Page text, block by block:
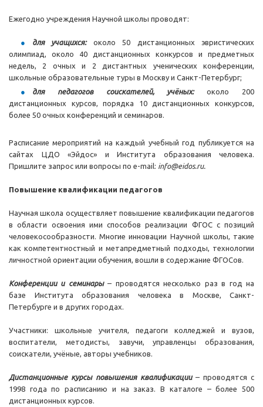
Ежегодно учреждения Научной школы проводят:
для учащихся:около 50 дистанционных эвристических
олимпиад, около 40 дистанционных конкурсов и предметных
недель, 2 очных и 2 дистантных ученических конференции,
школьные образовательные туры в Москву и Санкт-Петербург;
для педагогов соискателей, учёных:около 200
дистанционных курсов, порядка 10 дистанционных конкурсов,
более 50 очных конференций и семинаров.
Расписание мероприятий на каждый учебный год публикуется на
сайтах ЦДО «Эйдос» и Института образования человека.
Пришлите запрос или вопросы по e-mail: info@eidos.ru.
Повышение квалификации педагогов
Научная школа осуществляет повышение квалификации педагогов
в области освоения ими способов реализации ФГОС с позиций
человекосообразности. Многие инновации Научной школы, такие
как компетентностный и метапредметный подходы, технологии
личностной ориентации обучения, вошли в содержание ФГОСов.
Конференции и семинары– проводятся несколько раз в год на
базе Института образования человека в Москве, Санкт-
Петербурге и в других городах.
Участники: школьные учителя, педагоги колледжей и вузов,
воспитатели, методисты, завучи, управленцы образования,
соискатели, учёные, авторы учебников.
Дистанционные курсы повышения квалификации– проводятся с
1998 года по расписанию и на заказ. В каталоге – более 500
дистанционных курсов.